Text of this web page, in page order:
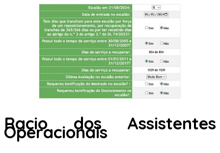
Racio dos Assistentes
Operacionais